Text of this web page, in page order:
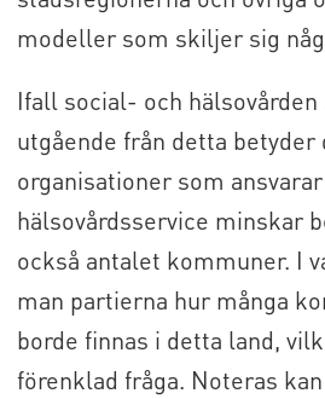
modeller som skiljer sig
Ifall social- och
utgående från detta
organisationer som
hälsovårdsservice minskar
också antalet kommuner. I
man partierna hur många
borde finnas i detta land,
förenklad fråga. Noteras